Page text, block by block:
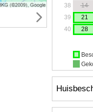
38
14
39
21
40
28